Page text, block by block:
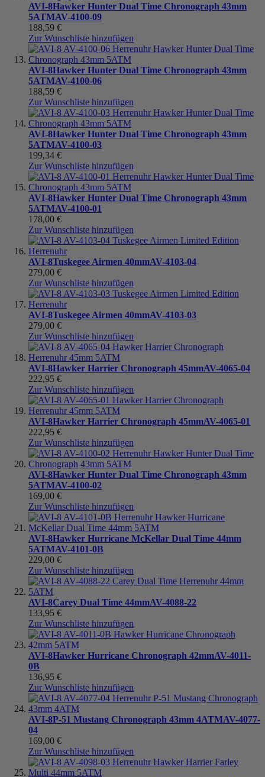
AVI-8Hawker Hunter Dual Time Chronograph 43mm
5ATMAV-4100-09
188,59 €
Zur Wunschliste hinzufügen
AVI-8Hawker Hunter Dual Time Chronograph 43mm
5ATMAV-4100-06
188,59 €
Zur Wunschliste hinzufügen
AVI-8Hawker Hunter Dual Time Chronograph 43mm
5ATMAV-4100-03
199,34 €
Zur Wunschliste hinzufügen
AVI-8Hawker Hunter Dual Time Chronograph 43mm
5ATMAV-4100-01
178,00 €
Zur Wunschliste hinzufügen
AVI-8Tuskegee Airmen 40mmAV-4103-04
279,00 €
Zur Wunschliste hinzufügen
AVI-8Tuskegee Airmen 40mmAV-4103-03
279,00 €
Zur Wunschliste hinzufügen
AVI-8Hawker Harrier Chronograph 45mmAV-4065-04
222,95 €
Zur Wunschliste hinzufügen
AVI-8Hawker Harrier Chronograph 45mmAV-4065-01
222,95 €
Zur Wunschliste hinzufügen
AVI-8Hawker Hunter Dual Time Chronograph 43mm
5ATMAV-4100-02
169,00 €
Zur Wunschliste hinzufügen
AVI-8Hawker Hurricane McKellar Dual Time 44mm
5ATMAV-4101-0B
229,00 €
Zur Wunschliste hinzufügen
AVI-8Carey Dual Time 44mmAV-4088-22
133,95 €
Zur Wunschliste hinzufügen
AVI-8Hawker Hurricane Chronograph 42mmAV-4011-
0B
136,95 €
Zur Wunschliste hinzufügen
AVI-8P-51 Mustang Chronograph 43mm 4ATMAV-4077-
04
169,00 €
Zur Wunschliste hinzufügen